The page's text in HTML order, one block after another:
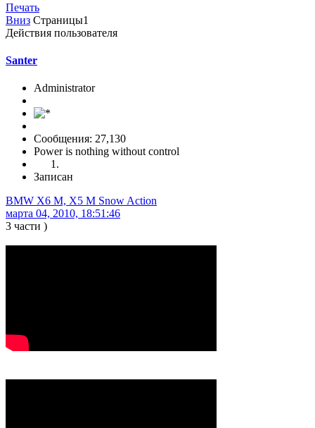
Печать
Вниз Страницы1
Действия пользователя
Santer
Administrator
Сообщения: 27,130
Power is nothing without control
Записан
BMW X6 M, X5 M Snow Action
марта 04, 2010, 18:51:46
3 части )